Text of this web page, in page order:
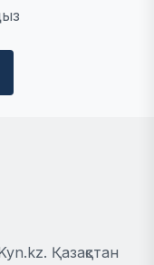
Қазақстан